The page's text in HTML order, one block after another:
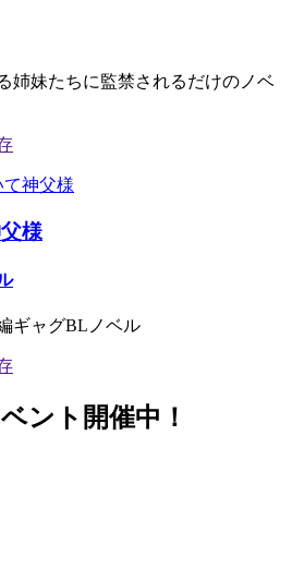
姉妹たちに監禁されるだけのノベ
様
ギャグBLノベル
ント開催中！